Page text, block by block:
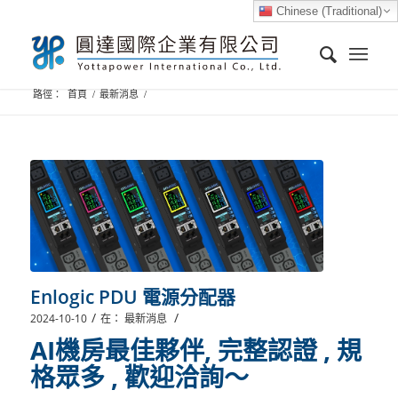
路徑： 首頁 / 最新消息 /
Enlogic PDU 電源分配器
2024-10-10 / 在： 最新消息 /
AI機房最佳夥伴, 完整認證 , 規
格眾多 , 歡迎洽詢～
Chinese (Traditional)